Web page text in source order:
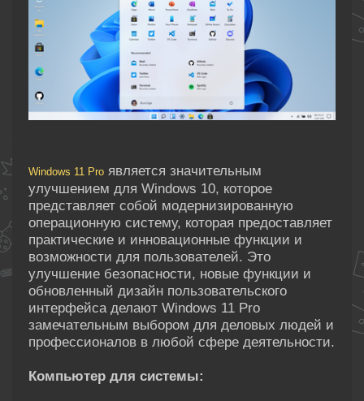
Windows 11 Pro является значительным
улучшением для Windows 10, которое
представляет собой модернизированную
операционную систему, которая предоставляет
практические и инновационные функции и
возможности для пользователей. Это
улучшение безопасности, новые функции и
обновленный дизайн пользовательского
интерфейса делают Windows 11 Pro
замечательным выбором для деловых людей и
профессионалов в любой сфере деятельности.
Компьютер для системы: